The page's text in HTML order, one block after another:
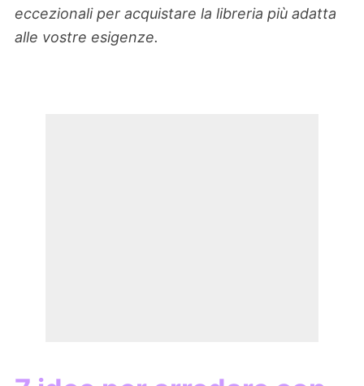
eccezionali per acquistare la libreria più adatta
alle vostre esigenze.